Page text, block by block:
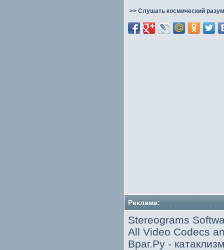
>> Слушать космический
Реклама:
Stereograms
All Video Codecs
Враг.Ру -